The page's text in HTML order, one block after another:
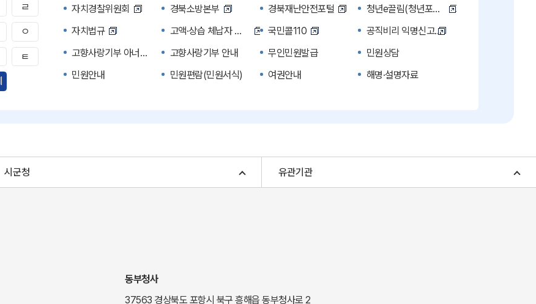
ㄹ
ㅇ
ㅌ
자치경찰위원회 경북소방본부 경북재난안전포털
청년e끌림(청년포털)
자치법규
고액·상습 체납자 명단 국민콜110
공직비리 익명신고
고향사랑기부 아너스 클럽
고향사랑기부 안내 무인민원발급
민원상담
민원안내
민원편람(민원서식) 여권안내
해명·설명자료
귀농귀촌종합지원센터
부동산중개보수 안내 조상 땅 찾기
토지이용계획
경북e맛(음식정보)
도립예술단 공연소개 동락관
시군청 유관기관
동부청사
37563 경상북도 포항시 북구 흥해읍 동부청사로 2